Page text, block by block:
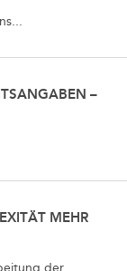
–
MEHR